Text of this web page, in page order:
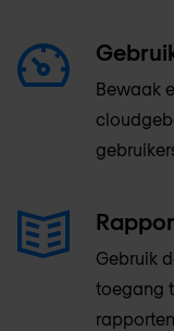
Bewaak
Gebruik
toegang